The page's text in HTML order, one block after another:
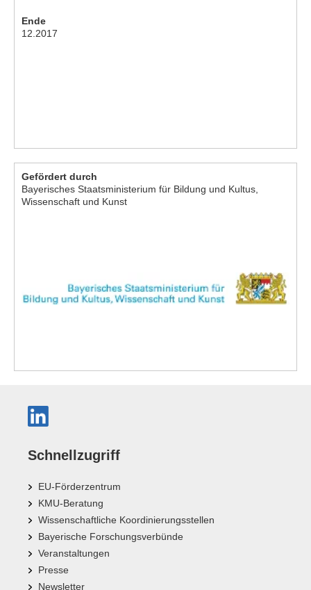
Ende
12.2017
Gefördert durch
Bayerisches Staatsministerium für Bildung und Kultus,
Wissenschaft und Kunst
Schnellzugriff
EU-Förderzentrum
KMU-Beratung
Wissenschaftliche Koordinierungsstellen
Bayerische Forschungsverbünde
Veranstaltungen
Presse
Newsletter